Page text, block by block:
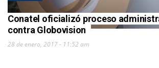
Conatel oficializó proceso
contra Globovision
28 de enero, 2017 - 11:52 am